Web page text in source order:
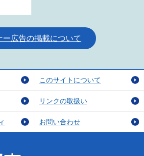
ー広告の掲載について
このサイトについて
リンクの取扱い
お問い合わせ